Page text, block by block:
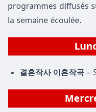
programmes diffusés
la semaine écoulée.
결혼작사 이혼작곡 –